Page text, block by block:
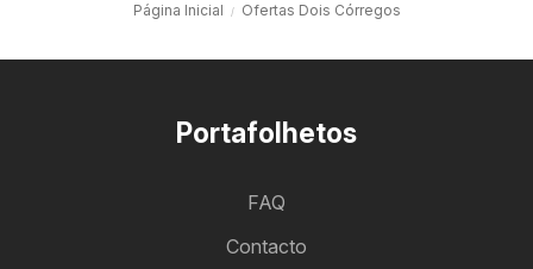
Página Inicial Ofertas Dois Córregos
Portafolhetos
FAQ
Contacto